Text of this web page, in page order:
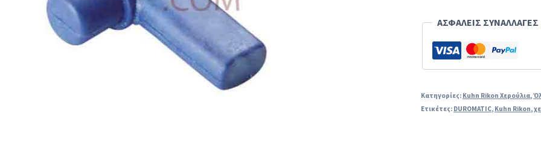
RIKON
ποσότητα
ΑΣΦΑΛΕΙΣ ΣΥΝΑΛΛΑΓΕΣ
Κατηγορίες: Kuhn Rikon Χερούλια,
Ετικέτες: DUROMATIC, Kuhn Rikon,